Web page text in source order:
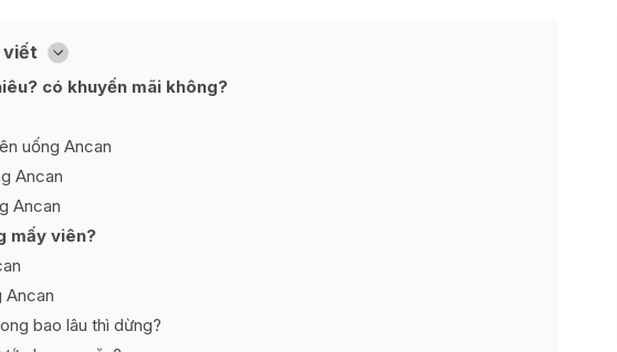
viết [
Ẩn
có khuyến mãi không?
uống Ancan
Ancan
Ancan
mấy viên?
Ancan
bao lâu thì dừng?